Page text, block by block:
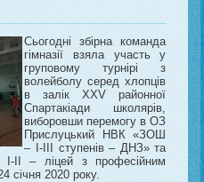
Сьогодні збірна команда
гімназії взяла участь у
груповому турнірі з
волейболу серед хлопців
в залік XXV районної
Спартакіади школярів,
виборовши перемогу в ОЗ
Прислуцький НВК «ЗОШ
– І-ІІІ ступенів – ДНЗ» та
ІІ – ліцей з професійним
січня 2020 року.